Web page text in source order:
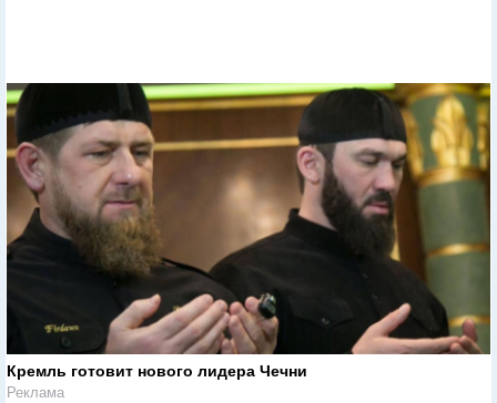
Кремль готовит нового лидера Чечни
Реклама